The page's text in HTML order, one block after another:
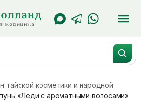
тайской косметики и народной
«Леди с ароматными волосами»